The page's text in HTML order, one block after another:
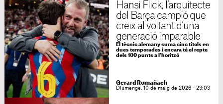
Hansi Flick, l’arquitecte
del Barça campió que
creix al voltant d’una
generació imparable
El tècnic alemany suma cinc títols en
dues temporades i encara té el repte
dels 100 punts a l’horitzó
Gerard Romañach
Diumenge, 10 de maig de 2026 - 23:03